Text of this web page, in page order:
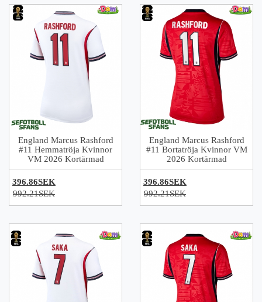
England Marcus Rashford
#11 Hemmatröja Kvinnor
VM 2026 Kortärmad
396.86SEK
992.21SEK
England Marcus Rashford
#11 Bortatröja Kvinnor VM
2026 Kortärmad
396.86SEK
992.21SEK